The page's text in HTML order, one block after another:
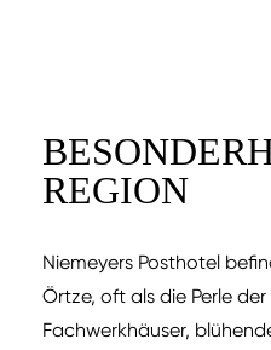
REGION
Niemeyers Posthotel
Örtze, oft als die Perle
Fachwerkhäuser,